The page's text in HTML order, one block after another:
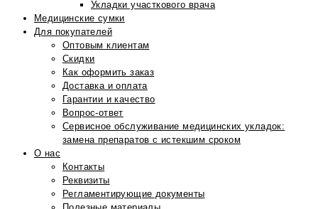
Укладки участкового врача
Медицинские сумки
Для покупателей
Оптовым клиентам
Скидки
Как оформить заказ
Доставка и оплата
Гарантии и качество
Вопрос-ответ
Сервисное обслуживание медицинских укладок:
замена препаратов с истекшим сроком
О нас
Контакты
Реквизиты
Регламентирующие документы